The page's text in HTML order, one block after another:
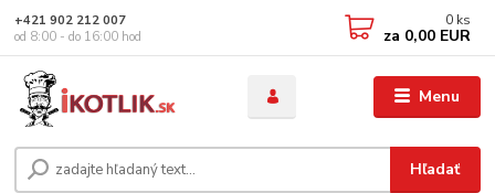
Menu
Hľadať
+421 902 212 007
od 8:00 - do 16:00 hod
0 ks
za 0,00 EUR